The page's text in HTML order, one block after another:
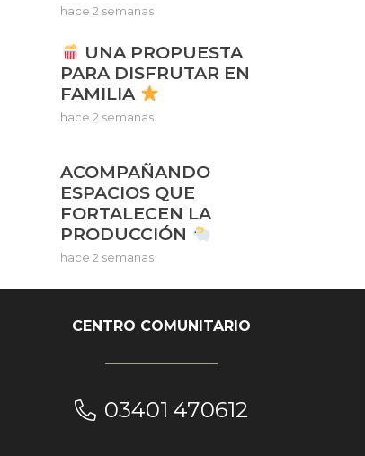
hace 2 semanas
UNA PROPUESTA
PARA DISFRUTAR EN
FAMILIA
hace 2 semanas
ACOMPAÑANDO
ESPACIOS QUE
FORTALECEN LA
PRODUCCIÓN
hace 2 semanas
CENTRO COMUNITARIO
03401 470612